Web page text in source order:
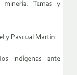
Temas y
y Pascual Martín
indígenas ante